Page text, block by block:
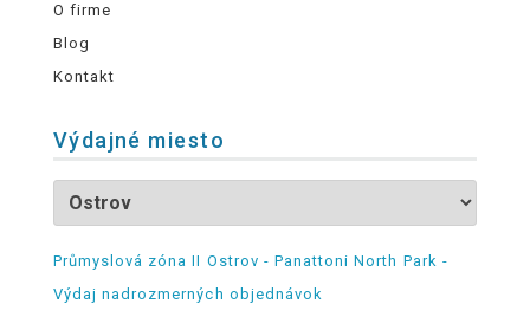
O firme
Blog
Kontakt
Výdajné miesto
Průmyslová zóna II Ostrov - Panattoni North Park -
Výdaj nadrozmerných objednávok